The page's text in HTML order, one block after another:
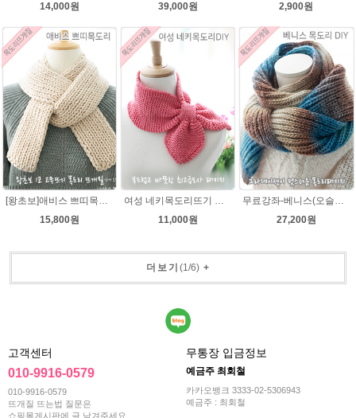
14,000원
39,000원
2,900원
15,800원
11,000원
27,200원
더보기 (1 /6)+
고객센터
010-9916-0579
010-9916-0579
뜨개질 뜨는법 질문은
쇼핑몰게시판에 글 남겨주세요
무통장 입금정보
예금주 최회철
카카오뱅크 3333-02-5306943
예금주 : 최회철